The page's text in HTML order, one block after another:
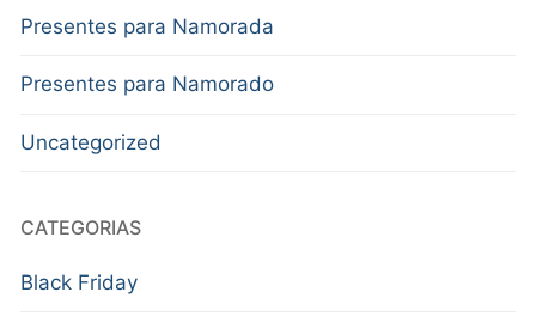
Presentes para Namorada
Presentes para Namorado
Uncategorized
CATEGORIAS
Black Friday